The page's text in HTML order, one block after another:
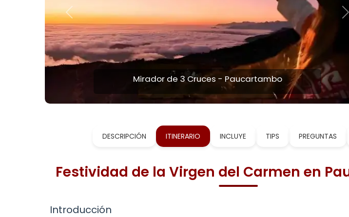
Danzas por la Festividad de la Virgen del Carmen
Anterior
DESCRIPCIÓN ITINERARIO INCLUYE TIPS PREGUNTAS
Festividad de la Virgen del Carmen en
Introducción